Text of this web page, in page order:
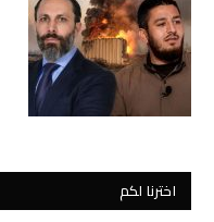
اخترنا لكم